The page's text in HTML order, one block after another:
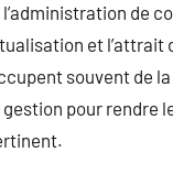
de
et l’attrait
souvent de
pour rendre